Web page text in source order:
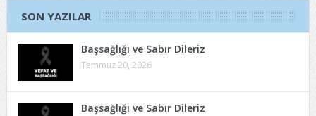
SON YAZILAR
Başsağlığı ve Sabır Dileriz
Temmuz 20, 2026
Başsağlığı ve Sabır Dileriz